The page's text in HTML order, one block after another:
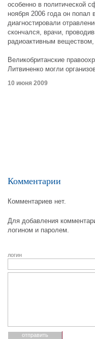
особенно в политической
ноября 2006 года он попал
диагностировали
скончался, врачи,
радиоактивным
Великобританские
Литвиненко могли
10 июня 2009
Комментарии
Комментариев нет.
Для добавления
логином и паролем.
логин